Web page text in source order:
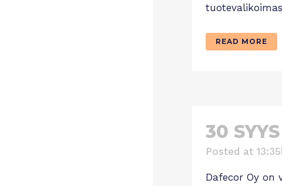
READ MORE
30 SYYS
Posted at
Dafecor Oy on